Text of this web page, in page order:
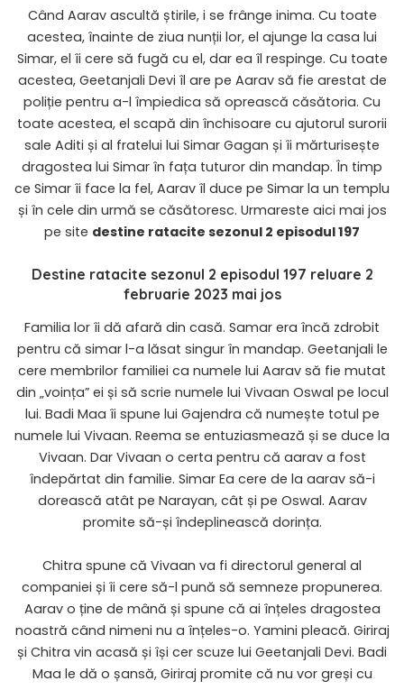
Când Aarav ascultă știrile, i se frânge inima. Cu toate
acestea, înainte de ziua nunții lor, el ajunge la casa lui
Simar, el îi cere să fugă cu el, dar ea îl respinge. Cu toate
acestea, Geetanjali Devi îl are pe Aarav să fie arestat de
poliție pentru a-l împiedica să oprească căsătoria. Cu
toate acestea, el scapă din închisoare cu ajutorul surorii
sale Aditi și al fratelui lui Simar Gagan și îi mărturisește
dragostea lui Simar în fața tuturor din mandap. În timp
ce Simar îi face la fel, Aarav îl duce pe Simar la un templu
și în cele din urmă se căsătoresc. Urmareste aici mai jos
pe site destine ratacite sezonul 2 episodul 197
Destine ratacite sezonul 2 episodul 197 reluare 2
februarie 2023 mai jos
Familia lor îi dă afară din casă. Samar era încă zdrobit
pentru că simar l-a lăsat singur în mandap. Geetanjali le
cere membrilor familiei ca numele lui Aarav să fie mutat
din „voința” ei și să scrie numele lui Vivaan Oswal pe locul
lui. Badi Maa îi spune lui Gajendra că numește totul pe
numele lui Vivaan. Reema se entuziasmează și se duce la
Vivaan. Dar Vivaan o certa pentru că aarav a fost
îndepărtat din familie. Simar Ea cere de la aarav să-i
dorească atât pe Narayan, cât și pe Oswal. Aarav
promite să-și îndeplinească dorința.
Chitra spune că Vivaan va fi directorul general al
companiei și îi cere să-l pună să semneze propunerea.
Aarav o ține de mână și spune că ai înțeles dragostea
noastră când nimeni nu a înțeles-o. Yamini pleacă. Giriraj
și Chitra vin acasă și își cer scuze lui Geetanjali Devi. Badi
Maa le dă o șansă, Giriraj promite că nu vor greși cu